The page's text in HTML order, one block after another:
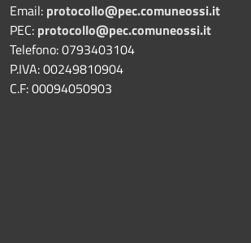
Email: protocollo@pec.comuneossi.it
PEC: protocollo@pec.comuneossi.it
Telefono: 0793403104
P.IVA: 00249810904
C.F: 00094050903